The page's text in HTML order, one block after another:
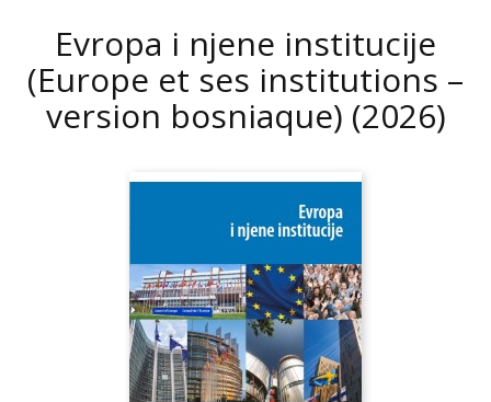
Evropa i njene institucije
(Europe et ses institutions –
version bosniaque) (2026)